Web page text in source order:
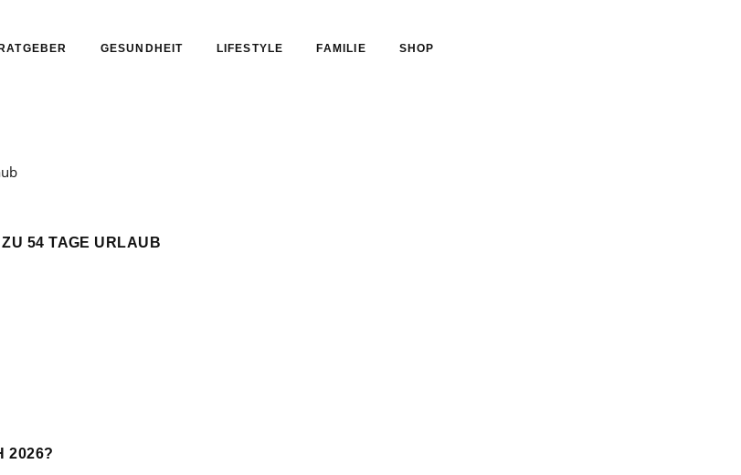
GESUNDHEIT LIFESTYLE FAMILIE SHOP
54 TAGE URLAUB
2026?